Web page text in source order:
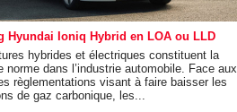
Hyundai Ioniq Hybrid en LOA ou LLD
hybrides et électriques constituent la
norme dans l’industrie automobile. Face aux
règlementations visant à faire baisser les
de gaz carbonique, les...